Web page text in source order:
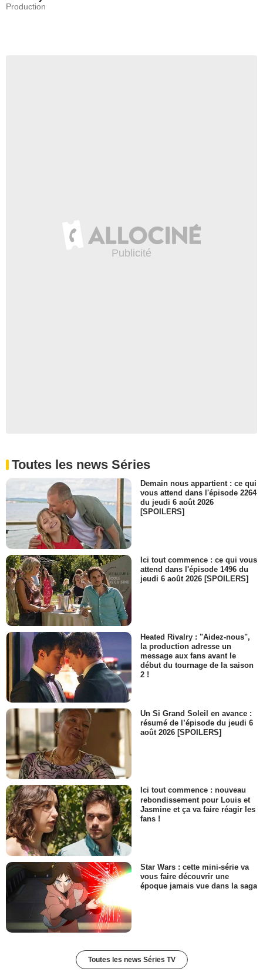
Production
Toutes les news Séries
Demain nous appartient : ce qui
vous attend dans l'épisode 2264
du jeudi 6 août 2026
[SPOILERS]
Ici tout commence : ce qui vous
attend dans l'épisode 1496 du
jeudi 6 août 2026 [SPOILERS]
Heated Rivalry : "Aidez-nous",
la production adresse un
message aux fans avant le
début du tournage de la saison
2 !
Un Si Grand Soleil en avance :
résumé de l’épisode du jeudi 6
août 2026 [SPOILERS]
Ici tout commence : nouveau
rebondissement pour Louis et
Jasmine et ça va faire réagir les
fans !
Star Wars : cette mini-série va
vous faire découvrir une
époque jamais vue dans la saga
Toutes les news Séries TV